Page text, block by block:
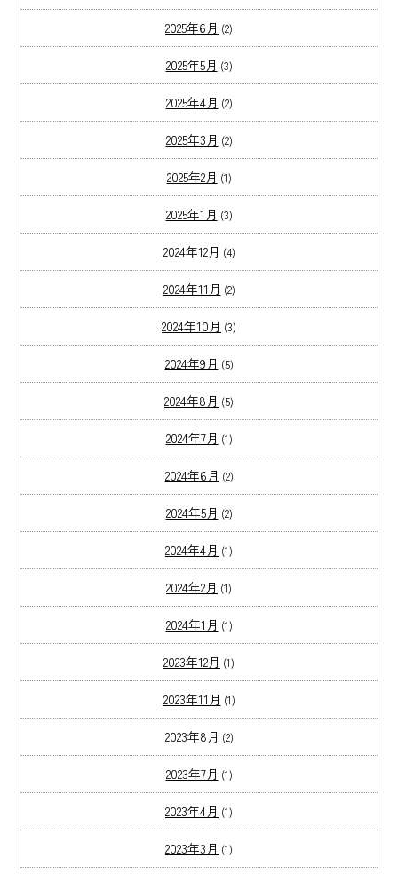
2025年6月 (2)
2025年5月 (3)
2025年4月 (2)
2025年3月 (2)
2025年2月 (1)
2025年1月 (3)
2024年12月 (4)
2024年11月 (2)
2024年10月 (3)
2024年9月 (5)
2024年8月 (5)
2024年7月 (1)
2024年6月 (2)
2024年5月 (2)
2024年4月 (1)
2024年2月 (1)
2024年1月 (1)
2023年12月 (1)
2023年11月 (1)
2023年8月 (2)
2023年7月 (1)
2023年4月 (1)
2023年3月 (1)